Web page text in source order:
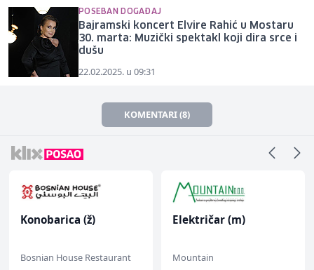
POSEBAN DOGAĐAJ
Bajramski koncert Elvire Rahić u Mostaru
30. marta: Muzički spektakl koji dira srce i
dušu
22.02.2025. u 09:31
KOMENTARI (8)
Konobarica (ž)
Bosnian House Restaurant
Električar (m)
Mountain